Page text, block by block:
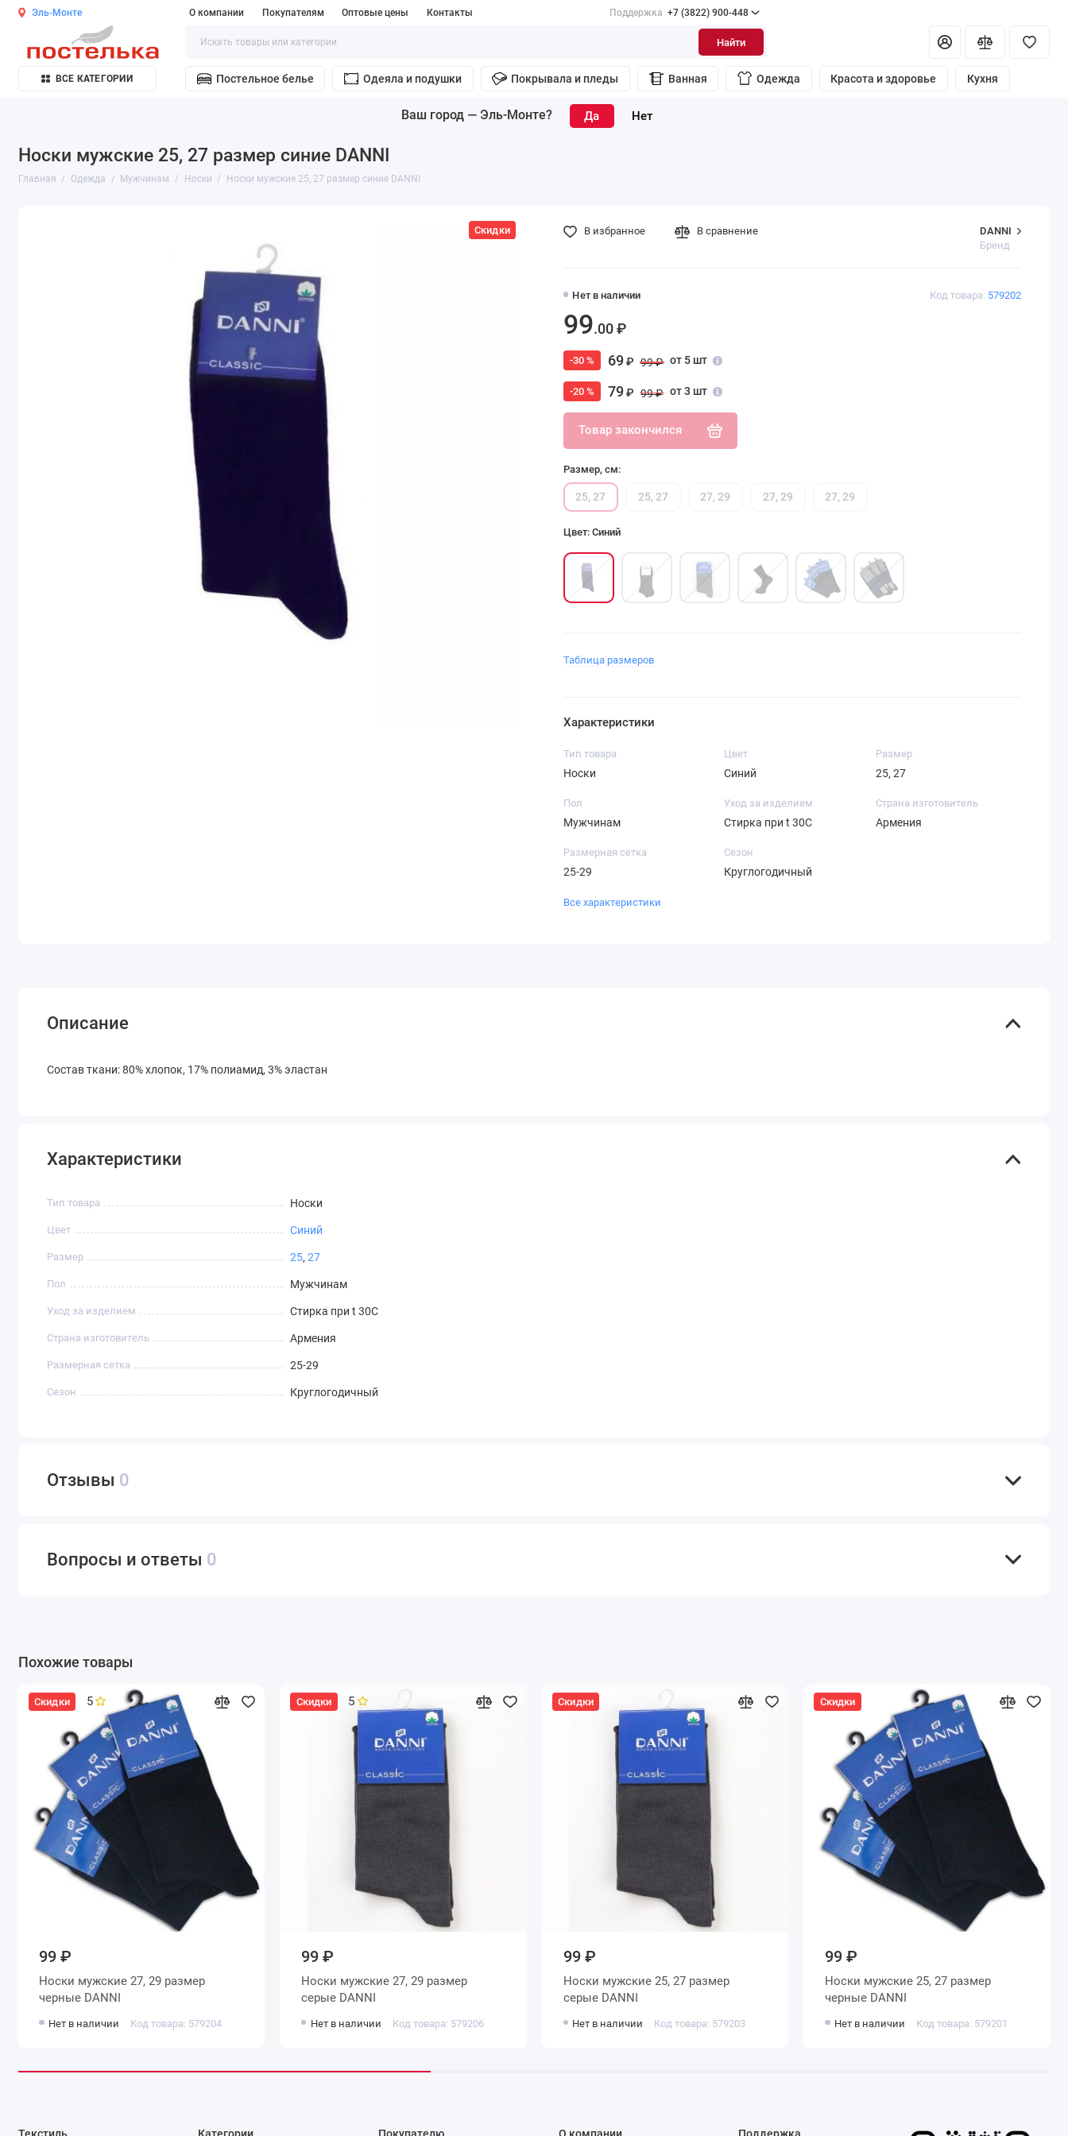
Эль-Монте О компании Покупателям Оптовые цены Контакты Поддержка +7 (3822) 900-448
Найти
ВСЕ КАТЕГОРИИ Постельное белье Одеяла и подушки Покрывала и пледы Ванная Одежда Красота и здоровье Кухня
Ваш город — Эль-Монте?
Носки мужские 25, 27 размер синие DANNI
Главная Одежда Мужчинам Носки Носки мужские 25, 27 размер синие DANNI
Скидки
Код товара: 579202
DANNI
Бренд
Нет в наличии
99.00 ₽
-30 % 69₽ 99 ₽ от 5 шт
-20 % 79₽ 99 ₽ от 3 шт
Товар закончился
Размер, см:
25, 27 25, 27 27, 29 27, 29 27, 29
Цвет: Синий
В избранное В сравнение
Таблица размеров
Характеристики
Тип товара
Носки
Цвет
Синий
Размер
25, 27
Пол
Мужчинам
Уход за изделием
Стирка при t 30С
Страна изготовитель
Армения
Размерная сетка
25-29
Сезон
Круглогодичный
Все характеристики
Описание
Состав ткани: 80% хлопок, 17% полиамид, 3% эластан
Характеристики
Тип товара Носки
Цвет Синий
Размер 25, 27
Пол Мужчинам
Уход за изделием Стирка при t 30С
Страна изготовитель Армения
Размерная сетка 25-29
Сезон Круглогодичный
Отзывы 0
Вопросы и ответы 0
Похожие товары
Скидки 5
99 ₽
Носки мужские 27, 29 размер
черные DANNI
Нет в наличии Код товара: 579204
Скидки 5
99 ₽
Носки мужские 27, 29 размер
серые DANNI
Нет в наличии Код товара: 579206
Скидки
99 ₽
Носки мужские 25, 27 размер
серые DANNI
Нет в наличии Код товара: 579203
Скидки
99 ₽
Носки мужские 25, 27 размер
черные DANNI
Нет в наличии Код товара: 579201